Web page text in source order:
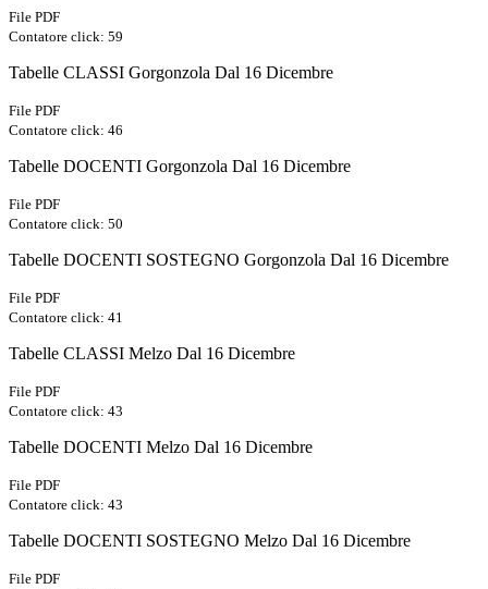
File PDF
Contatore click: 59
Tabelle CLASSI Gorgonzola Dal 16 Dicembre
File PDF
Contatore click: 46
Tabelle DOCENTI Gorgonzola Dal 16 Dicembre
File PDF
Contatore click: 50
Tabelle DOCENTI SOSTEGNO Gorgonzola Dal 16 Dicembre
File PDF
Contatore click: 41
Tabelle CLASSI Melzo Dal 16 Dicembre
File PDF
Contatore click: 43
Tabelle DOCENTI Melzo Dal 16 Dicembre
File PDF
Contatore click: 43
Tabelle DOCENTI SOSTEGNO Melzo Dal 16 Dicembre
File PDF